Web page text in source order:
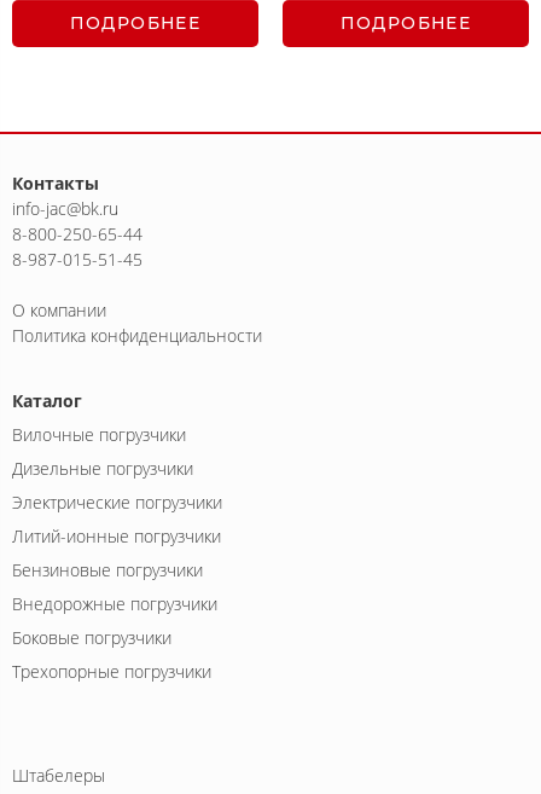
ПОДРОБНЕЕ ПОДРОБНЕЕ
Контакты
info-jac@bk.ru
8-800-250-65-44
8-987-015-51-45
О компании
Политика конфиденциальности
Каталог
Вилочные погрузчики
Дизельные погрузчики
Электрические погрузчики
Литий-ионные погрузчики
Бензиновые погрузчики
Внедорожные погрузчики
Боковые погрузчики
Трехопорные погрузчики
Штабелеры